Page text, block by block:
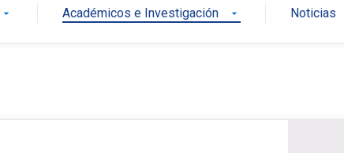
arrow_drop_down Académicos e Investigación arrow_drop_down Noticias